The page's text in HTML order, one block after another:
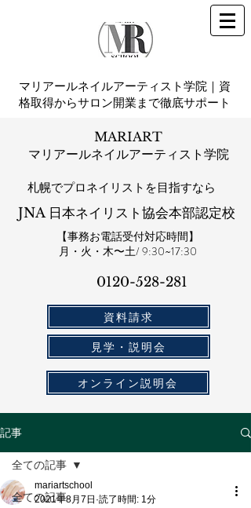
マリアールネイルアーティスト学院｜資
格取得からサロン開業まで徹底サポート
MARIART
マリアールネイルアーティスト学院
札幌​でプロネイリストを目指すなら
JNA 日本ネイリスト協会本部認定校
【事務お電話受付対応時間】
​月・火・木〜土/ 9:30~17:30
0120-528-281​
資料請求
見学・説明会
オンライン説明会
記事
全ての記事
全ての記事
mariartschool
2021年8月7日 読了時間: 1分